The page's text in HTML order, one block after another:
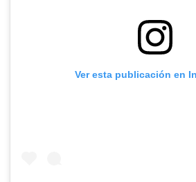
Ver esta publicación en